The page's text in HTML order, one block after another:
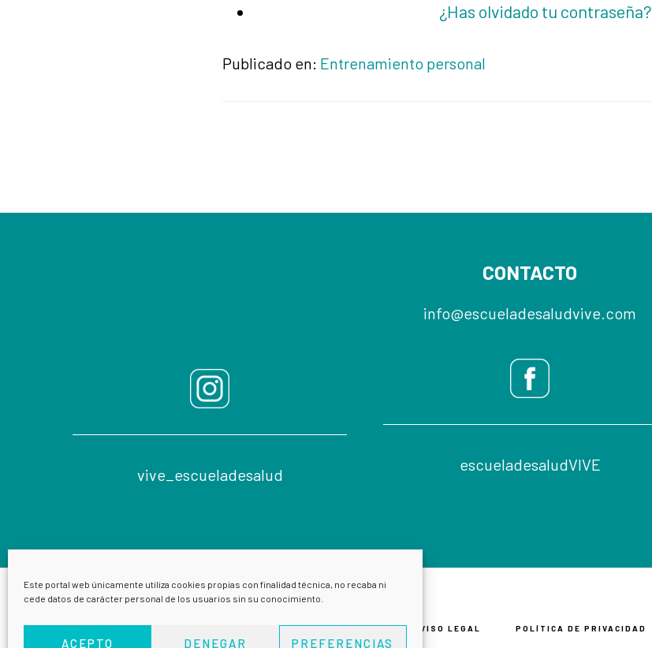
Este portal web únicamente utiliza cookies propias con finalidad técnica, no recaba ni
cede datos de carácter personal de los usuarios sin su conocimiento.
ACEPTO DENEGAR PREFERENCIAS
¿Has olvidado tu contraseña?
Publicado en: Entrenamiento personal
vive_escueladesalud
CONTACTO
info@escueladesaludvive.com
escueladesaludVIVE
AVISO LEGAL POLÍTICA DE PRIVACIDAD